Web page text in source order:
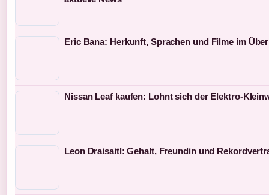
Eric Bana: Herkunft, Sprachen und Filme im
Nissan Leaf kaufen: Lohnt sich der Elektro-
Leon Draisaitl: Gehalt, Freundin und